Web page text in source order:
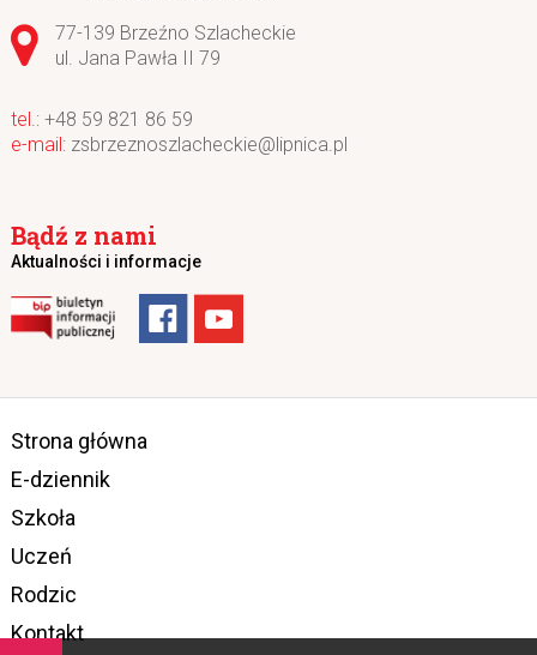
Adres pocztowy:
77-139 Brzeźno Szlacheckie
ul. Jana Pawła II 79
+48 59 821 86 59
zsbrzeznoszlacheckie@lipnica.pl
Bądź z nami
Aktualności i informacje
Strona główna
E-dziennik
Szkoła
Uczeń
Rodzic
Kontakt